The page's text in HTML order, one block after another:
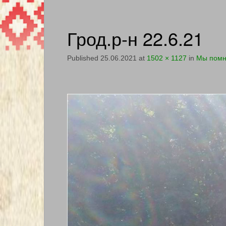
Грод.р-н 22.6.21
Published 25.06.2021 at 1502 × 1127 in Мы